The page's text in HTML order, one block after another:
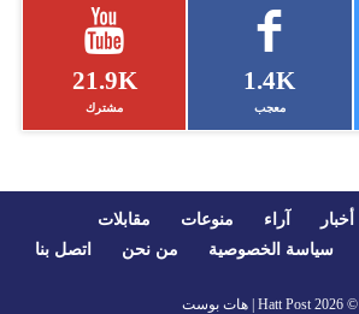
21.9K
مشترك
1.4K
معجب
أخبار آراء منوعات
مقابلات
سياسة الخصوصية من نحن اتصل بنا
© 2026 Hatt Post | هات بوست